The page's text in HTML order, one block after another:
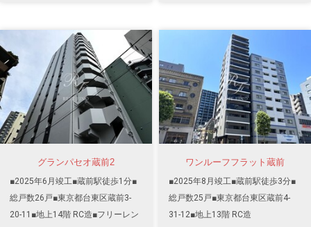
グランパセオ蔵前2
■2025年6月竣工■蔵前駅徒歩1分■
総戸数26戸■東京都台東区蔵前3-
20-11■地上14階 RC造■フリーレン
ワンルーフフラット蔵前
■2025年8月竣工■蔵前駅徒歩3分■
総戸数25戸■東京都台東区蔵前4-
31-12■地上13階 RC造